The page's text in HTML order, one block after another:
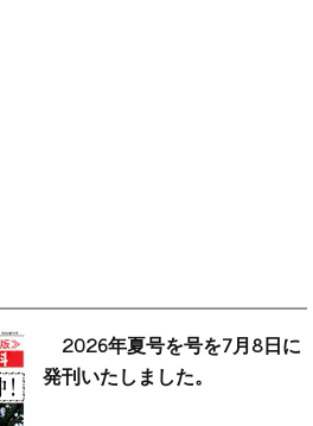
2026年夏号を号を7月8日に
発刊いたしました。